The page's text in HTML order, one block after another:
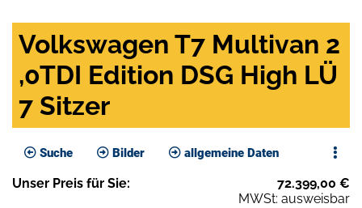
Volkswagen T7 Multivan 2
,0TDI Edition DSG High LÜ
7 Sitzer
Suche Bilder allgemeine Daten
Unser Preis für Sie: 72.399,00 €
MWSt: ausweisbar